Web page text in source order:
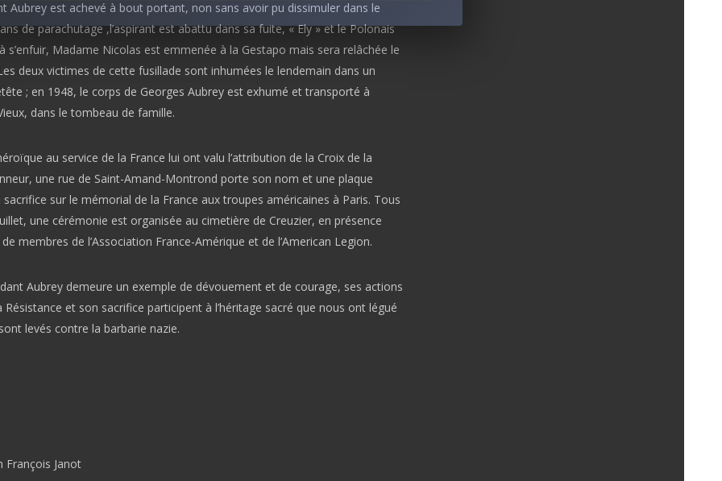
Aubrey est achevé à bout portant, non sans avoir pu dissimuler dans le
de parachutage ,l’aspirant est abattu dans sa fuite, « Ely » et le Polonais
s’enfuir, Madame Nicolas est emmenée à la Gestapo mais sera relâchée le
deux victimes de cette fusillade sont inhumées le lendemain dans un
; en 1948, le corps de Georges Aubrey est exhumé et transporté à
dans le tombeau de famille.
au service de la France lui ont valu l’attribution de la Croix de la
une rue de Saint-Amand-Montrond porte son nom et une plaque
sur le mémorial de la France aux troupes américaines à Paris. Tous
une cérémonie est organisée au cimetière de Creuzier, en présence
membres de l’Association France-Amérique et de l’American Legion.
Aubrey demeure un exemple de dévouement et de courage, ses actions
Résistance et son sacrifice participent à l’héritage sacré que nous ont légué
levés contre la barbarie nazie.
François Janot